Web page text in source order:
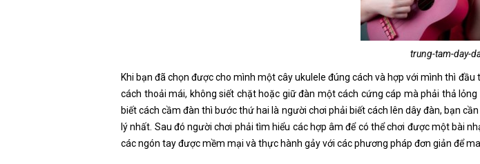
trung-tam-day-
Khi bạn đã chọn được cho mình một cây ukulele đúng cách và hợp với mình thì
cách thoải mái, không siết chặt hoặc giữ đàn một cách cứng cáp mà phải thả
biết cách cầm đàn thì bước thứ hai là người chơi phải biết cách lên dây đàn, bạn
lý nhất. Sau đó người chơi phải tìm hiểu các hợp âm để có thể chơi được một bài
các ngón tay được mềm mại và thực hành gảy với các phương pháp đơn giản để